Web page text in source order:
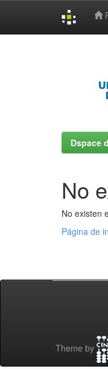
Dspace
No
No existen
Página de
Theme by